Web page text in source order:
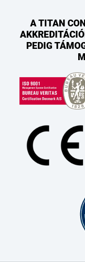
A TITAN
PEDIG